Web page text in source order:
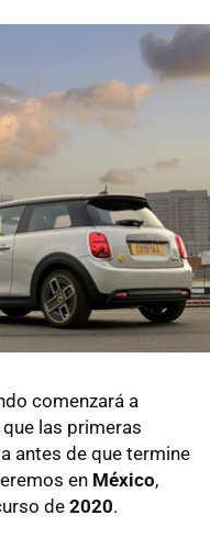
comenzará a
las primeras
antes de que termine
en México,
de 2020.